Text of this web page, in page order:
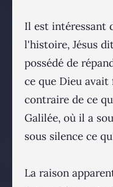
Il est intéressant
l'histoire, Jésus
possédé de
ce que Dieu
contraire de ce
Galilée, où il a
sous silence ce
La raison